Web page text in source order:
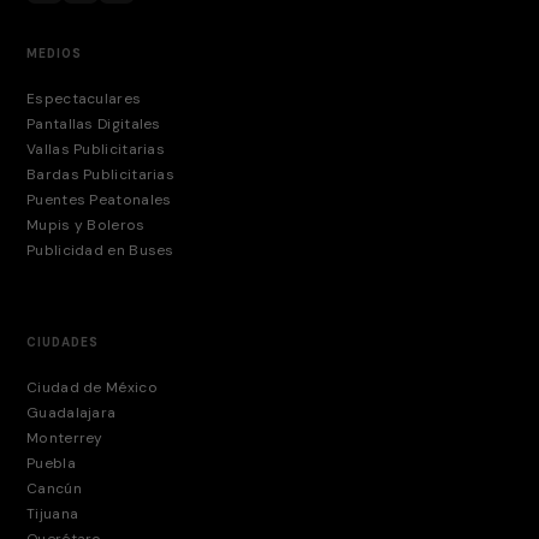
MEDIOS
Espectaculares
Pantallas Digitales
Vallas Publicitarias
Bardas Publicitarias
Puentes Peatonales
Mupis y Boleros
Publicidad en Buses
CIUDADES
Ciudad de México
Guadalajara
Monterrey
Puebla
Cancún
Tijuana